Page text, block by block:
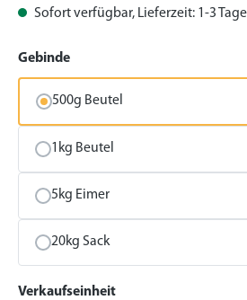
Sofort verfügbar, Lieferzeit: 1-3 Tage
Gebindeauswählen
500g Beutel
1kg Beutel
5kg Eimer
20kg Sack
Verkaufseinheitauswählen